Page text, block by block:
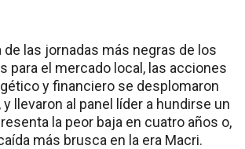
de las jornadas más negras de los
para el mercado local, las acciones
y financiero se desplomaron
y llevaron al panel líder a hundirse un
la peor baja en cuatro años o,
más brusca en la era Macri.